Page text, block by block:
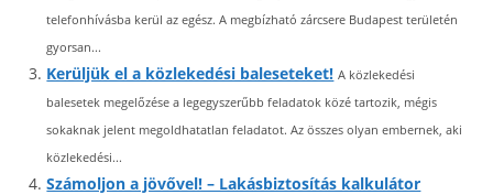
telefonhívásba kerül az egész. A megbízható zárcsere Budapest területén
gyorsan...
Kerüljük el a közlekedési baleseteket! A közlekedési
balesetek megelőzése a legegyszerűbb feladatok közé tartozik, mégis
sokaknak jelent megoldhatatlan feladatot. Az összes olyan embernek, aki
közlekedési...
Számoljon a jövővel! – Lakásbiztosítás kalkulátor